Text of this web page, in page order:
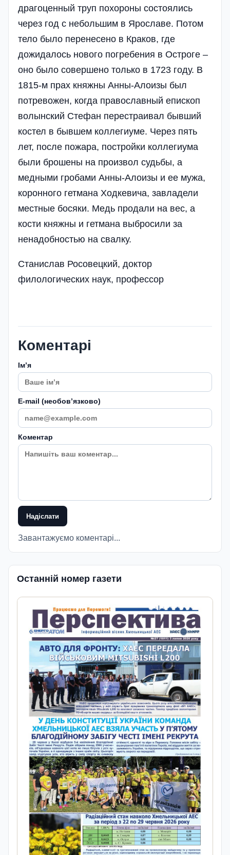
драгоценный труп похороны состоялись
через год с небольшим в Ярославе. Потом
тело было перенесено в Краков, где
дожидалось нового погребения в Остроге –
оно было совершено только в 1723 году. В
1815-м прах княжны Анны-Алоизы был
потревожен, когда православный епископ
волынский Стефан перестраивал бывший
костел в бывшем коллегиуме. Через пять
лет, после пожара, постройки коллегиума
были брошены на произвол судьбы, а
медными гробами Анны-Алоизы и ее мужа,
коронного гетмана Ходкевича, завладели
местные босяки. Медь продали на вес, а
кости княжны и гетмана выбросили за
ненадобностью на свалку.
Станислав Росовецкий, доктор
филологических наук, профессор
Коментарі
Імʼя
E-mail (необовʼязково)
Коментар
Надіслати
Завантажуємо коментарі...
Останній номер газети